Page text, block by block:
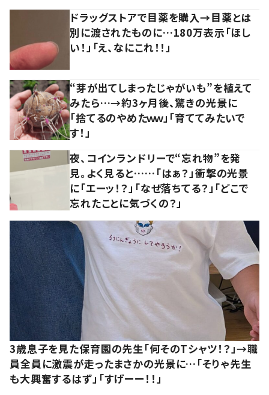
ドラッグストアで目薬を購入→目薬とは
別に渡されたものに…180万表示「ほし
い！」「え、なにこれ！！」
“芽が出てしまったじゃがいも”を植えて
みたら…→約3ヶ月後、驚きの光景に
「捨てるのやめたｗｗ」「育ててみたいで
す！」
夜、コインランドリーで“忘れ物”を発
見。よく見ると……「はぁ？」衝撃の光景
に「エーッ！？」「なぜ落ちてる？」「どこで
忘れたことに気づくの？」
3歳息子を見た保育園の先生「何そのTシャツ！？」→職
員全員に激震が走ったまさかの光景に…「そりゃ先生
も大興奮するはず」「すげーー！！」